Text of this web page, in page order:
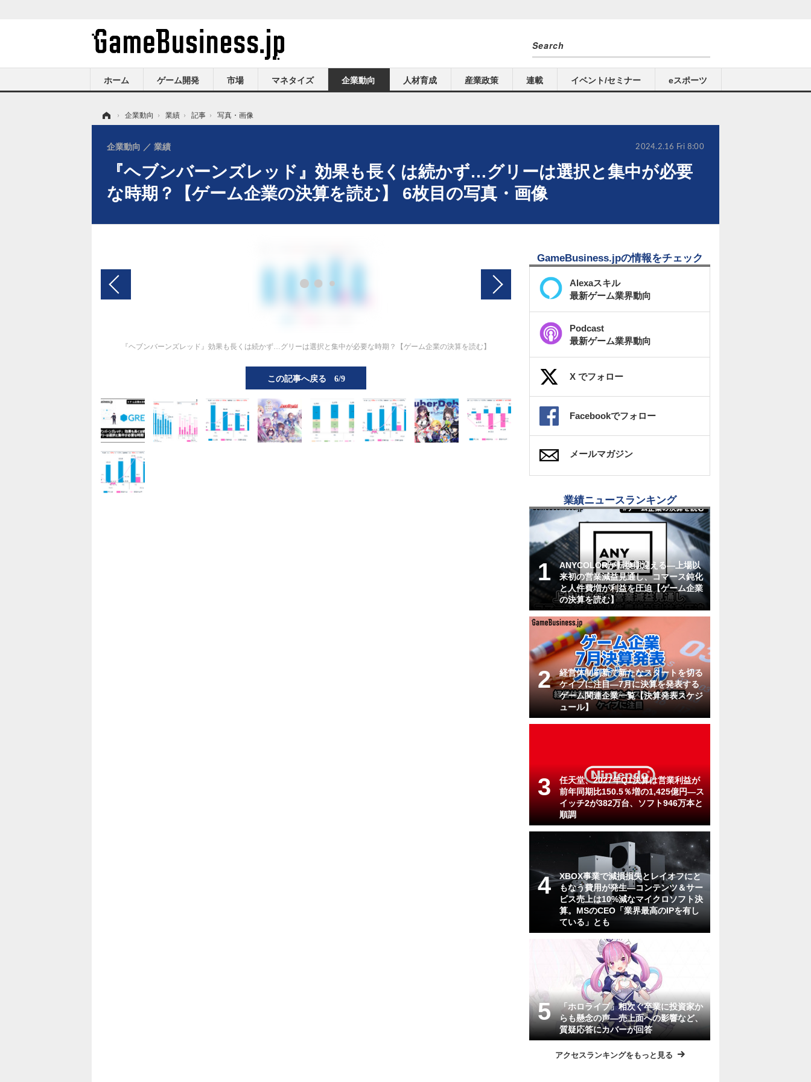
ホーム ゲーム開発 市場 マネタイズ 企業動向 人材育成 産業政策 連載 イベント/セミナー eスポーツ
› 企業動向 › 業績 › 記事 › 写真・画像
『ヘブンバーンズレッド』効果も長くは続かず…グリーは選択と集中が必要
な時期？【ゲーム企業の決算を読む】 6枚目の写真・画像
企業動向 業績 2024.2.16 Fri 8:00
『ヘブンバーンズレッド』効果も長くは続かず…グリーは選択と集中が必要な時期？【ゲーム企業の決算を読む】
この記事へ戻る 6/9
GameBusiness.jpの情報をチェック
Alexaスキル
最新ゲーム業界動向
Podcast
最新ゲーム業界動向
X でフォロー
Facebookでフォロー
メールマガジン
業績ニュースランキング
ANYCOLORが転換期迎える―上場以
来初の営業減益見通し、コマース鈍化
と人件費増が利益を圧迫【ゲーム企業
の決算を読む】
経営体制刷新で新たなスタートを切る
ケイブに注目―7月に決算を発表する
ゲーム関連企業一覧【決算発表スケジ
ュール】
任天堂、2027年Q1決算は営業利益が
前年同期比150.5％増の1,425億円―ス
イッチ2が382万台、ソフト946万本と
順調
XBOX事業で減損損失とレイオフにと
もなう費用が発生―コンテンツ＆サー
ビス売上は10%減なマイクロソフト決
算。MSのCEO「業界最高のIPを有し
ている」とも
「ホロライブ」相次ぐ卒業に投資家か
らも懸念の声―売上面への影響など、
質疑応答にカバーが回答
アクセスランキングをもっと見る